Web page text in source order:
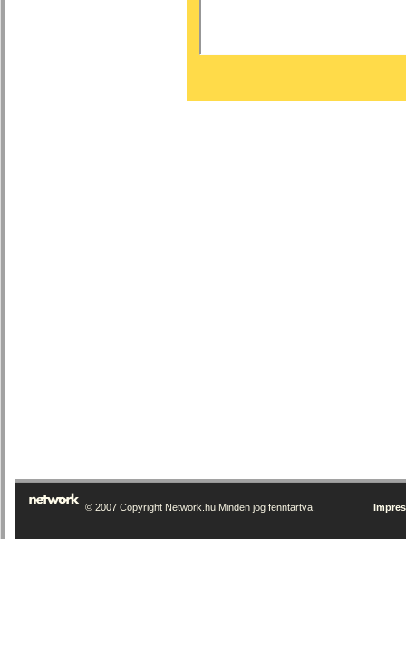
© 2007 Copyright Network.hu Minden jog fenntartva.